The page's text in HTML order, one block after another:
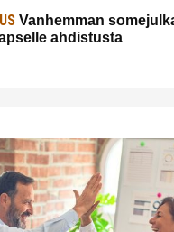
Vanhemman
ahdistusta